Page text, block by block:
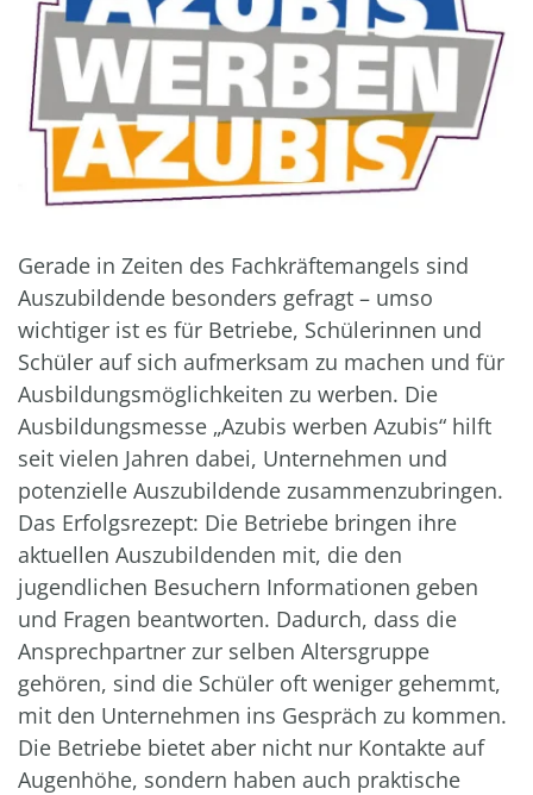
Gerade in Zeiten des Fachkräftemangels sind
Auszubildende besonders gefragt – umso
wichtiger ist es für Betriebe, Schülerinnen und
Schüler auf sich aufmerksam zu machen und für
Ausbildungsmöglichkeiten zu werben. Die
Ausbildungsmesse „Azubis werben Azubis“ hilft
seit vielen Jahren dabei, Unternehmen und
potenzielle Auszubildende zusammenzubringen.
Das Erfolgsrezept: Die Betriebe bringen ihre
aktuellen Auszubildenden mit, die den
jugendlichen Besuchern Informationen geben
und Fragen beantworten. Dadurch, dass die
Ansprechpartner zur selben Altersgruppe
gehören, sind die Schüler oft weniger gehemmt,
mit den Unternehmen ins Gespräch zu kommen.
Die Betriebe bietet aber nicht nur Kontakte auf
Augenhöhe, sondern haben auch praktische